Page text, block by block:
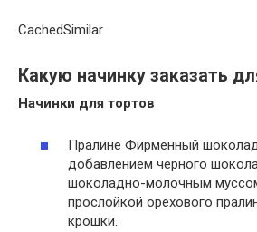
CachedSimilar
Какую начинку заказать
Начинки для тортов
Пралине Фирменный
добавлением черного
шоколадно-молочным
прослойкой орехового
крошки.